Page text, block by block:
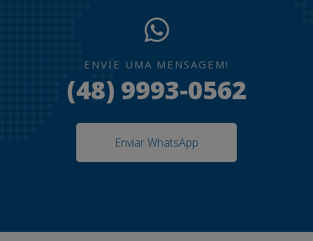
ENVIE UMA MENSAGEM!
(48) 9993-0562
Enviar WhatsApp